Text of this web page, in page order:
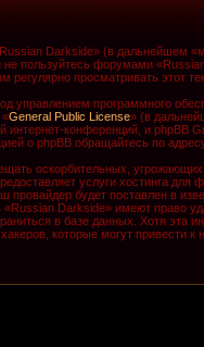
Darkside» (в дальнейшем
не пользуйтесь форумами
просматривать этот
управлением программного
General Public License» (в
интернет-конференций, и phpBB
о phpBB обращайтесь по
оскорбительных,
услуги хостинга
провайдер будет поставлен в
Darkside» имеют право
в базе данных. Хотя эта
которые могут привести к